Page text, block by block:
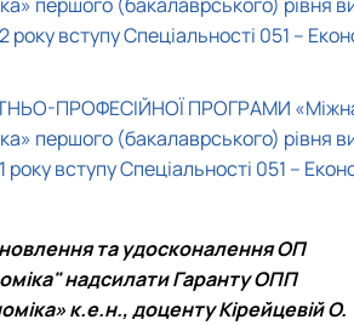
року вступу Спеціальності 051 –
ПРОФЕСІЙНОЇ ПРОГРАМИ
першого (бакалаврського) рівня
року вступу Спеціальності 051 –
та удосконалення ОП
надсилати Гаранту ОПП
к.е.н., доценту Кірейцевій О.